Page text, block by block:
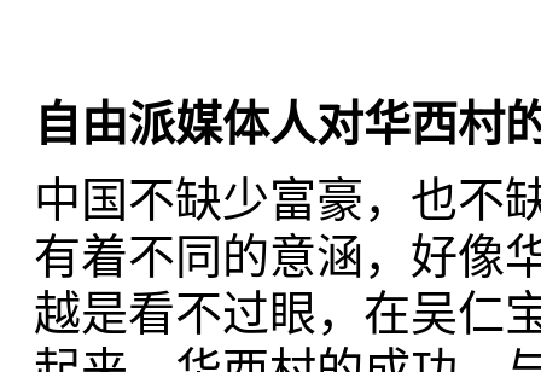
自由派媒体人对华西村
中国不缺少富豪，也不
有着不同的意涵，好像
越是看不过眼，在吴仁